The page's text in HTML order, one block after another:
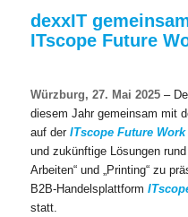
dexxIT
ITscope Future
Würzburg, 27. Mai 2025 –
diesem Jahr gemeinsam mit
auf der ITscope Future Work
und zukünftige Lösungen
Arbeiten“ und „Printing“ zu
B2B-Handelsplattform
statt.